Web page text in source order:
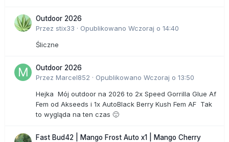
Outdoor 2026
Przez stix33 · Opublikowano Wczoraj o 14:40
Śliczne
Outdoor 2026
Przez Marcel852 · Opublikowano Wczoraj o 13:50
Hejka Mój outdoor na 2026 to 2x Speed Gorrilla Glue Af
Fem od Akseeds i 1x AutoBlack Berry Kush Fem AF Tak
to wygląda na ten czas 🙂
Fast Bud42 | Mango Frost Auto x1 | Mango Cherry